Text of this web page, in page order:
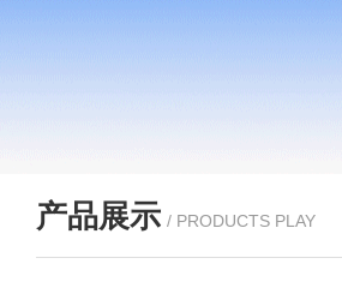
产品展示 / PRODUCTS PLAY